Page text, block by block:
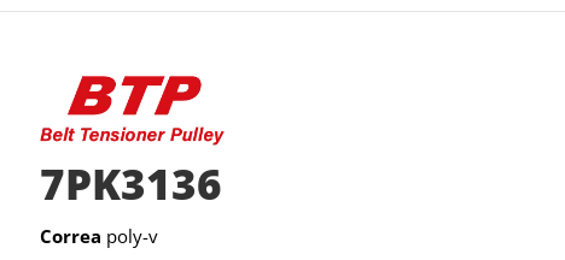
7PK3136
Correa poly-v